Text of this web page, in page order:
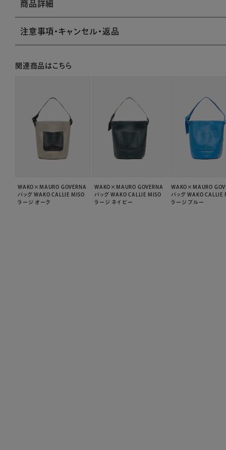
商品詳細
注意事項・キャンセル・返品
関連商品はこちら
WAKO×MAURO GOVERNA
バッグ WAKO CALLIE MISO
ラージ オーク
WAKO×MAURO GOVERNA
バッグ WAKO CALLIE MISO
ラージ ネイビー
WAKO×MAURO
バッグ WAKO CALLIE
ラージ ブルー